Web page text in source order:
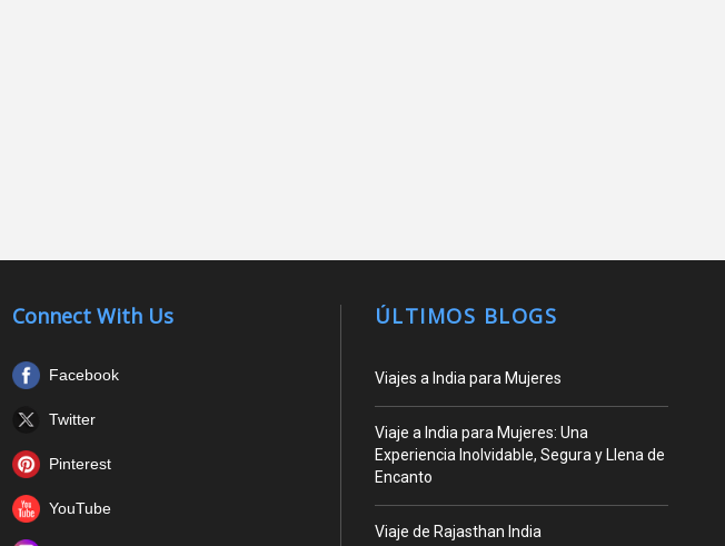
Connect With Us
Facebook
Twitter
Pinterest
YouTube
ÚLTIMOS BLOGS
Viajes a India para Mujeres
Viaje a India para Mujeres: Una
Experiencia Inolvidable, Segura y Llena de
Encanto
Viaje de Rajasthan India